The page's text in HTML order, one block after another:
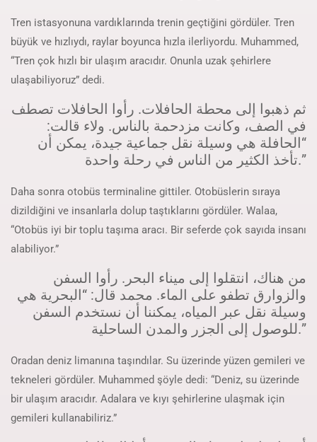
Tren istasyonuna vardıklarında trenin geçtiğini gördüler. Tren
büyük ve hızlıydı, raylar boyunca hızla ilerliyordu. Muhammed,
“Tren çok hızlı bir ulaşım aracıdır. Onunla uzak şehirlere
ulaşabiliyoruz” dedi.
ثم ذهبوا إلى محطة الحافلات. رأوا الحافلات تصطف
في الصف، وكانت مزدحمة بالناس. ولاء قالت:
“الحافلة هي وسيلة نقل جماعية جيدة، يمكن أن
تأخذ الكثير من الناس في رحلة واحدة.”
Daha sonra otobüs terminaline gittiler. Otobüslerin sıraya
dizildiğini ve insanlarla dolup taştıklarını gördüler. Walaa,
“Otobüs iyi bir toplu taşıma aracı. Bir seferde çok sayıda insanı
alabiliyor.”
من هناك، انتقلوا إلى ميناء البحر. رأوا السفن
والزوارق تطفو على الماء. محمد قال: “البحرية هي
وسيلة نقل عبر المياه، يمكننا أن نستخدم السفن
للوصول إلى الجزر والمدن الساحلية.”
Oradan deniz limanına taşındılar. Su üzerinde yüzen gemileri ve
tekneleri gördüler. Muhammed şöyle dedi: “Deniz, su üzerinde
bir ulaşım aracıdır. Adalara ve kıyı şehirlerine ulaşmak için
gemileri kullanabiliriz.”